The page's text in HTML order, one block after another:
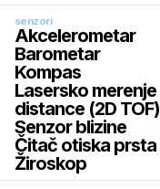
senzori
Akcelerometar
Barometar
Kompas
Lasersko merenje
distance (2D TOF)
Senzor blizine
Čitač otiska prsta
Žiroskop